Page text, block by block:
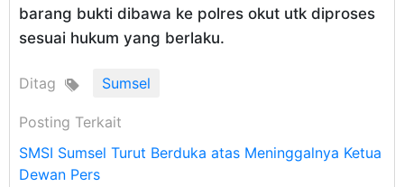
barang bukti dibawa ke polres okut utk diproses
sesuai hukum yang berlaku.
Ditag Sumsel
Posting Terkait
SMSI Sumsel Turut Berduka atas Meninggalnya Ketua
Dewan Pers